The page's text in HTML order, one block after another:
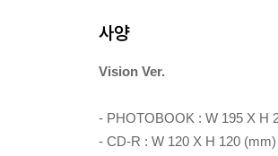
사양
Vision Ver.
- PHOTOBOOK : W 195 X H
- CD-R : W 120 X H 120